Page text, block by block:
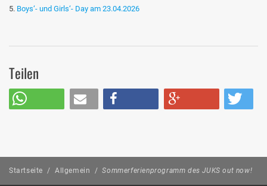
Boys‘- und Girls‘- Day am 23.04.2026
Teilen
Startseite / Allgemein /Sommerferienprogramm des JUKS out now!